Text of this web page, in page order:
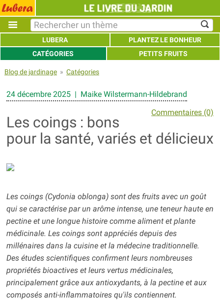
LUBERA
PLANTEZ LE BONHEUR
CATÉGORIES
PETITS FRUITS
Blog de jardinage» Catégories
24 décembre 2025 | Maike Wilstermann-Hildebrand
Commentaires (0)
Les coings : bons
pour la santé, variés et délicieux
Les coings (Cydonia oblonga) sont des fruits avec un goût
qui se caractérise par un arôme intense, une teneur haute en
pectine et une longue histoire comme aliment et plante
médicinale. Les coings sont appréciés depuis des
millénaires dans la cuisine et la médecine traditionnelle.
Des études scientifiques confirment leurs nombreuses
propriétés bioactives et leurs vertus médicinales,
principalement grâce aux antioxydants, à la pectine et aux
composés anti-inflammatoires qu'ils contiennent.